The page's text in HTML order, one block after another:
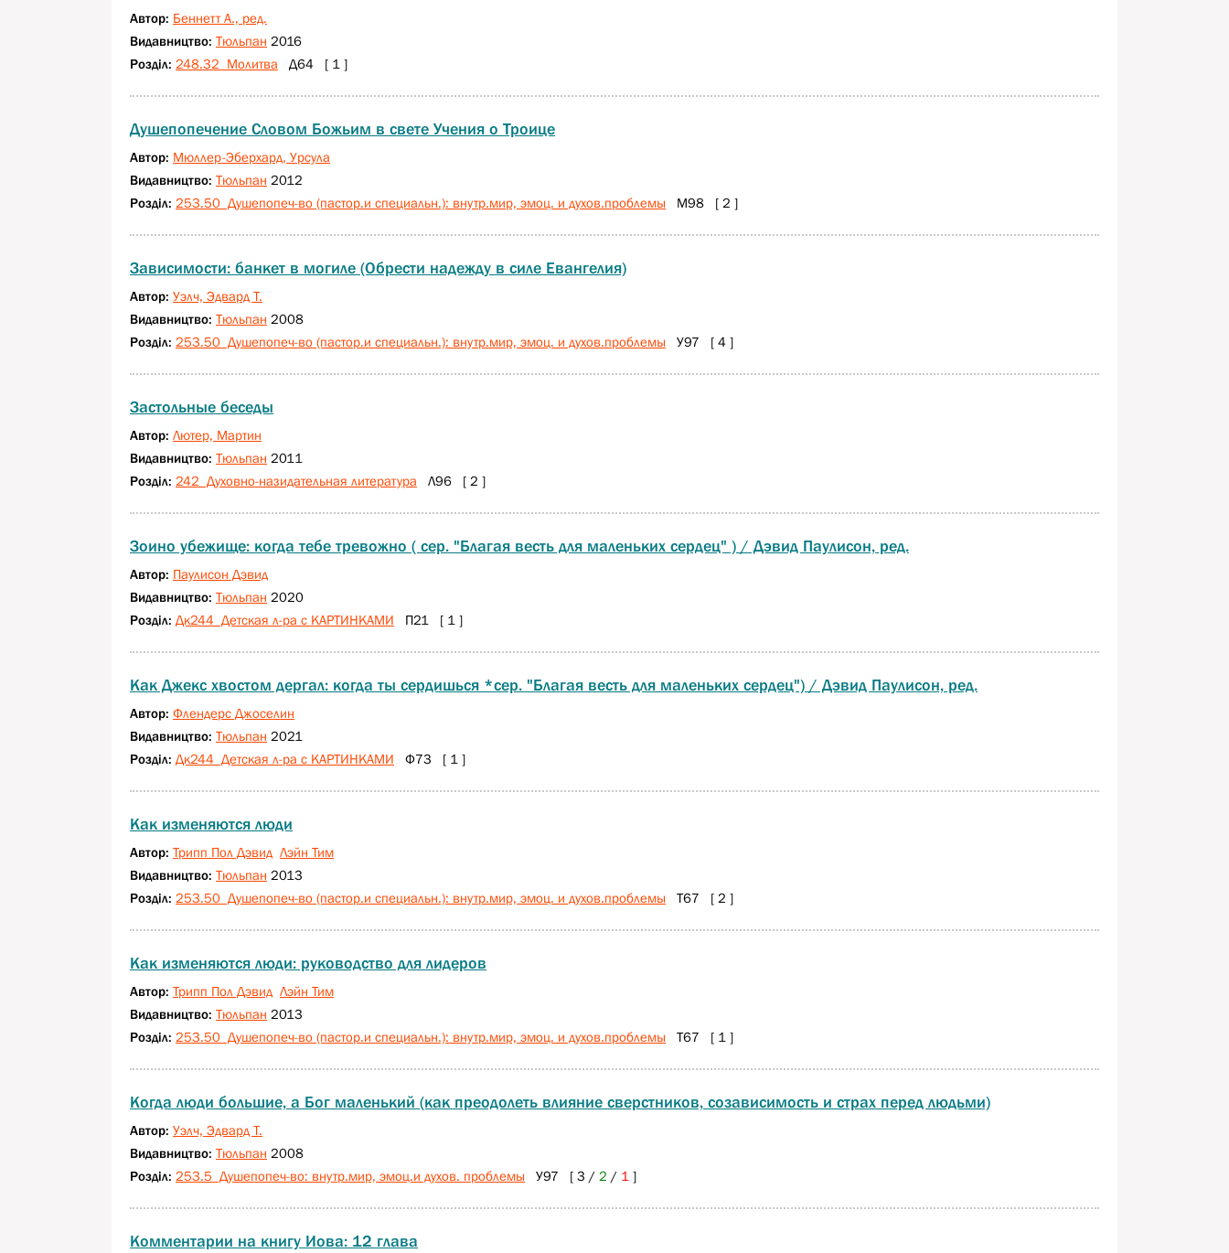
Автор: Беннетт А., ред.
Видавництво: Тюльпан 2016
Розділ: 248.32 Молитва Д64 [ 1 ]
Душепопечение Словом Божьим в свете Учения о Троице
Автор: Мюллер-Эберхард, Урсула
Видавництво: Тюльпан 2012
Розділ: 253.50 Душепопеч-во (пастор.и специальн.): внутр.мир, эмоц. и духов.проблемы М98 [ 2 ]
Зависимости: банкет в могиле (Обрести надежду в силе Евангелия)
Автор: Уэлч, Эдвард Т.
Видавництво: Тюльпан 2008
Розділ: 253.50 Душепопеч-во (пастор.и специальн.): внутр.мир, эмоц. и духов.проблемы У97 [ 4 ]
Застольные беседы
Автор: Лютер, Мартин
Видавництво: Тюльпан 2011
Розділ: 242 Духовно-назидательная литература Л96 [ 2 ]
Зоино убежище: когда тебе тревожно ( сер. "Благая весть для маленьких сердец" ) / Дэвид Паулисон, ред.
Автор: Паулисон Дэвид
Видавництво: Тюльпан 2020
Розділ: Дк244 Детская л-ра с КАРТИНКАМИ П21 [ 1 ]
Как Джекс хвостом дергал: когда ты сердишься *сер. "Благая весть для маленьких сердец") / Дэвид Паулисон, ред.
Автор: Флендерс Джоселин
Видавництво: Тюльпан 2021
Розділ: Дк244 Детская л-ра с КАРТИНКАМИ Ф73 [ 1 ]
Как изменяются люди
Автор: Трипп Пол Дэвид Лэйн Тим
Видавництво: Тюльпан 2013
Розділ: 253.50 Душепопеч-во (пастор.и специальн.): внутр.мир, эмоц. и духов.проблемы Т67 [ 2 ]
Как изменяются люди: руководство для лидеров
Автор: Трипп Пол Дэвид Лэйн Тим
Видавництво: Тюльпан 2013
Розділ: 253.50 Душепопеч-во (пастор.и специальн.): внутр.мир, эмоц. и духов.проблемы Т67 [ 1 ]
Когда люди большие, а Бог маленький (как преодолеть влияние сверстников, созависимость и страх перед людьми)
Автор: Уэлч, Эдвард Т.
Видавництво: Тюльпан 2008
Розділ: 253.5 Душепопеч-во: внутр.мир, эмоц.и духов. проблемы У97 [ 3 / 2 / 1 ]
Комментарии на книгу Иова: 12 глава